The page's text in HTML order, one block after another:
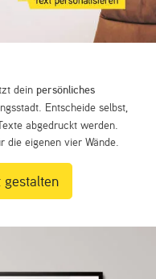
dein persönliches
Entscheide selbst,
abgedruckt werden.
die eigenen vier Wände.
gestalten